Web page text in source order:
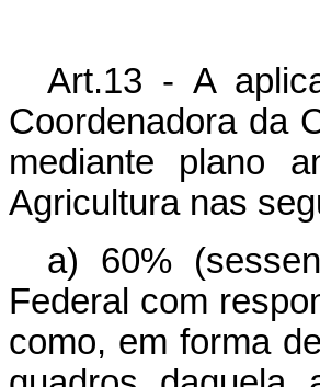
Art.13 - A
Coordenadora da
mediante plano
Agricultura nas
a) 60%
Federal com
como, em forma